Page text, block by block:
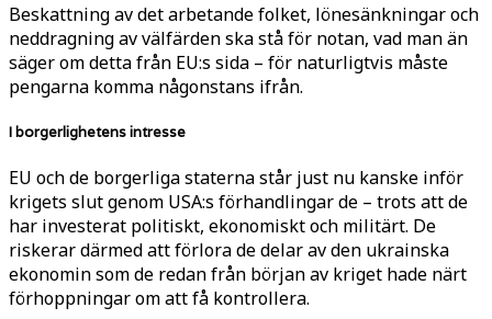
Beskattning av det arbetande folket, lönesänkningar och
neddragning av välfärden ska stå för notan, vad man än
säger om detta från EU:s sida – för naturligtvis måste
pengarna komma någonstans ifrån.
I borgerlighetens intresse
EU och de borgerliga staterna står just nu kanske inför
krigets slut genom USA:s förhandlingar de – trots att de
har investerat politiskt, ekonomiskt och militärt. De
riskerar därmed att förlora de delar av den ukrainska
ekonomin som de redan från början av kriget hade närt
förhoppningar om att få kontrollera.